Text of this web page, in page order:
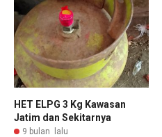
HET ELPG 3 Kg Kawasan
Jatim dan Sekitarnya
9 bulan lalu